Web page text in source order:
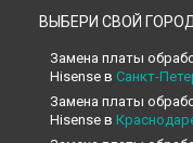
ВЫБЕРИ СВОЙ ГОРОД
Замена платы
Hisense в Санкт-
Замена платы
Hisense в